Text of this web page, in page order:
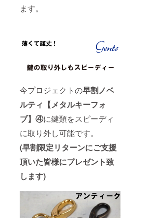
ます。
今プロジェクトの早割ノベ
ルティ【メタルキーフォ
ブ】④に鍵類をスピーディ
に取り外し可能です。
(早割限定リターンにご支援
頂いた皆様にプレゼント致
します)